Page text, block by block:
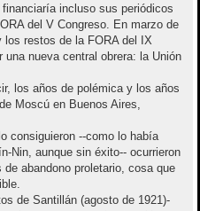
incluso sus periódicos
del V Congreso. En marzo de
los restos de la FORA del IX
una nueva central obrera: la Unión
los años de polémica y los años
Moscú en Buenos Aires,
consiguieron --como lo había
Nin, aunque sin éxito-- ocurrieron
abandono proletario, cosa que
de Santillán (agosto de 1921)-